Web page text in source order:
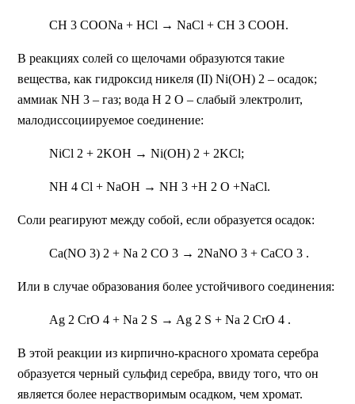
CH 3 COONa + HCl → NaCl + CH 3 COOH.
В реакциях солей со щелочами образуются такие
вещества, как гидроксид никеля (II) Ni(OH) 2 – осадок;
аммиак NH 3 – газ; вода H 2 О – слабый электролит,
малодиссоциируемое соединение:
NiCl 2 + 2KOH → Ni(OH) 2 + 2KCl;
NH 4 Cl + NaOH → NH 3 +H 2 O +NaCl.
Соли реагируют между собой, если образуется осадок:
Ca(NO 3) 2 + Na 2 CO 3 → 2NaNO 3 + CaCO 3 .
Или в случае образования более устойчивого соединения:
Ag 2 CrO 4 + Na 2 S → Ag 2 S + Na 2 CrO 4 .
В этой реакции из кирпично-красного хромата серебра
образуется черный сульфид серебра, ввиду того, что он
является более нерастворимым осадком, чем хромат.